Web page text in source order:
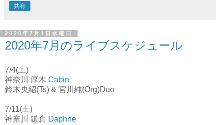
共有
2020年7月1日水曜日
2020年7月のライブスケジュール
7/4(土)
神奈川 厚木 Cabin
鈴木央紹(Ts) & 宮川純(Org)Duo
7/11(土)
神奈川 鎌倉 Daphne